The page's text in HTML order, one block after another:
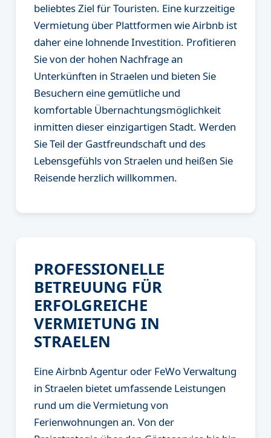
beliebtes Ziel für Touristen. Eine kurzzeitige
Vermietung über Plattformen wie Airbnb ist
daher eine lohnende Investition. Profitieren
Sie von der hohen Nachfrage an
Unterkünften in Straelen und bieten Sie
Besuchern eine gemütliche und
komfortable Übernachtungsmöglichkeit
inmitten dieser einzigartigen Stadt. Werden
Sie Teil der Gastfreundschaft und des
Lebensgefühls von Straelen und heißen Sie
Reisende herzlich willkommen.
PROFESSIONELLE
BETREUUNG FÜR
ERFOLGREICHE
VERMIETUNG IN
STRAELEN
Eine Airbnb Agentur oder FeWo Verwaltung
in Straelen bietet umfassende Leistungen
rund um die Vermietung von
Ferienwohnungen an. Von der